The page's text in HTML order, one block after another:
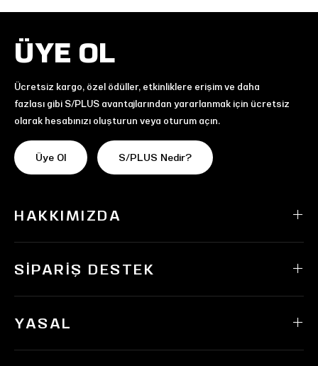
ÜYE OL
Ücretsiz kargo, özel ödüller, etkinliklere erişim ve daha
fazlası gibi S/PLUS avantajlarından yararlanmak için ücretsiz
olarak hesabınızı oluşturun veya oturum açın.
Üye Ol S/PLUS Nedir?
HAKKIMIZDA
SIPARIŞ DESTEK
YASAL